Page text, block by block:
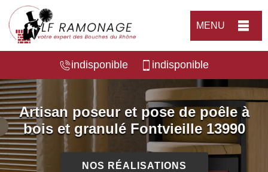
MENU
indisponible indisponible
Artisan poseur et pose de poêle à
bois et granulé Fontvieille 13990
NOS RÉALISATIONS